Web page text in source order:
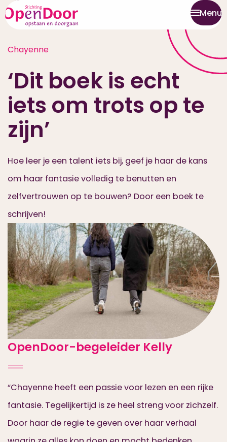
Menu
Chayenne
‘Dit boek is echt
iets om trots op te
zijn’
Hoe leer je een talent iets bij, geef je haar de kans
om haar fantasie volledig te benutten en
zelfvertrouwen op te bouwen? Door een boek te
schrijven!
OpenDoor-begeleider Kelly
“Chayenne heeft een passie voor lezen en een rijke
fantasie. Tegelijkertijd is ze heel streng voor zichzelf.
Door haar de regie te geven over haar verhaal